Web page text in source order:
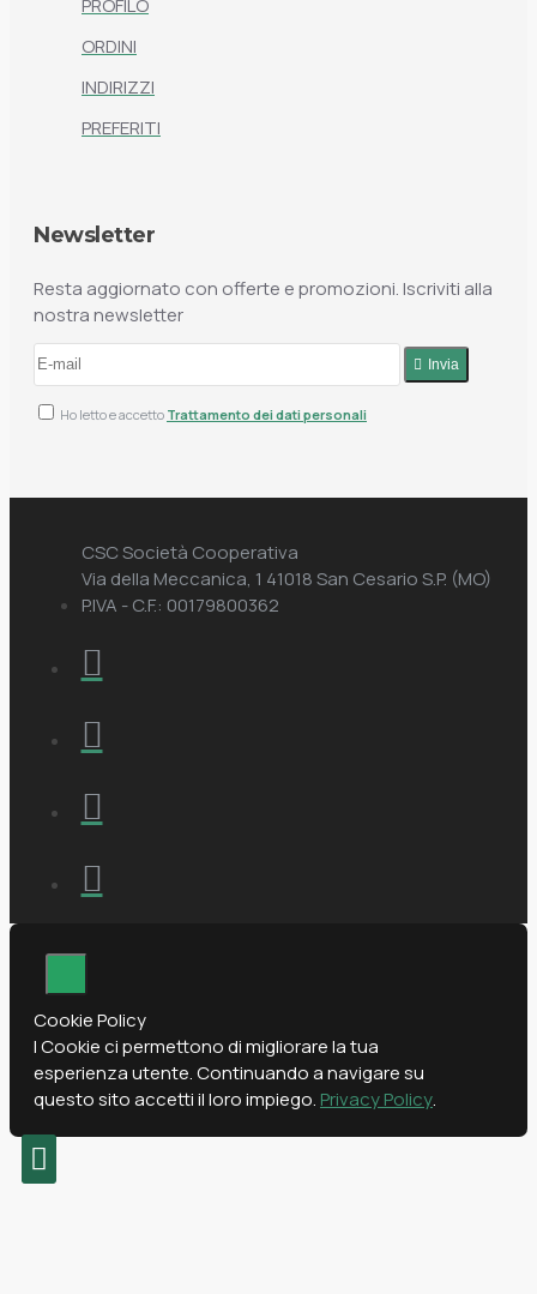
PROFILO
ORDINI
INDIRIZZI
PREFERITI
Newsletter
Resta aggiornato con offerte e promozioni. Iscriviti alla
nostra newsletter
Invia
Ho letto e accetto Trattamento dei dati personali
CSC Società Cooperativa
Via della Meccanica, 1 41018 San Cesario S.P. (MO)
P.IVA - C.F.: 00179800362
Cookie Policy
I Cookie ci permettono di migliorare la tua
esperienza utente. Continuando a navigare su
questo sito accetti il loro impiego. Privacy Policy.